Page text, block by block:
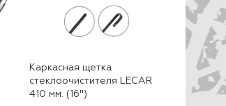
Каркасная щетка
стеклоочистителя LECAR
410 мм. (16")